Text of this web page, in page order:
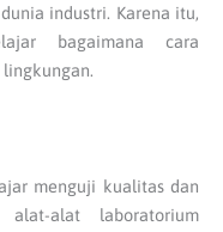
industri. Karena itu,
bagaimana cara
menguji kualitas dan
alat-alat laboratorium